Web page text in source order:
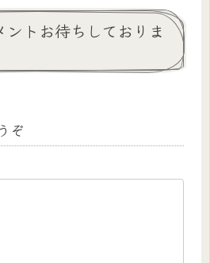
トお待ちしておりま
ぞ